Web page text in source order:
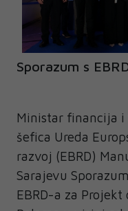
Sporazum s
Ministar financija i
šefica Ureda
razvoj (EBRD)
Sarajevu
EBRD-a za